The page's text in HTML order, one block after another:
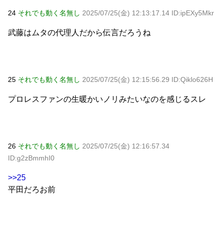
24 それでも動く名無し 2025/07/25(金) 12:13:17.14 ID:ipEXy5Mkr
武藤はムタの代理人だから伝言だろうね
25 それでも動く名無し 2025/07/25(金) 12:15:56.29 ID:Qiklo626H
プロレスファンの生暖かいノリみたいなのを感じるスレ
26 それでも動く名無し 2025/07/25(金) 12:16:57.34
ID:g2zBmmhI0
>>25
平田だろお前